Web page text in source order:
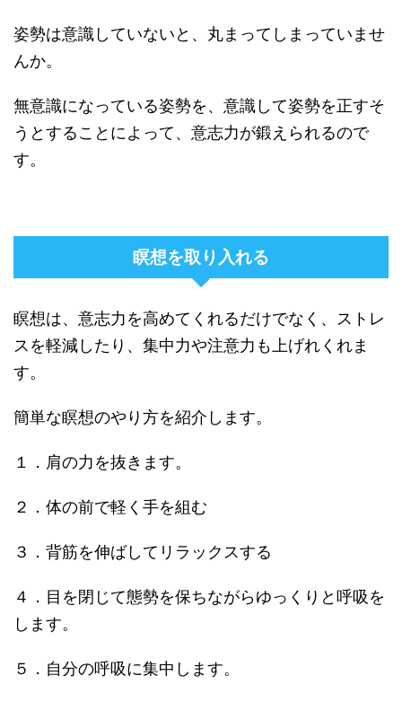
姿勢は意識していないと、丸まってしまっていませ
んか。
無意識になっている姿勢を、意識して姿勢を正すそ
うとすることによって、意志力が鍛えられるので
す。
瞑想を取り入れる
瞑想は、意志力を高めてくれるだけでなく、ストレ
スを軽減したり、集中力や注意力も上げれくれま
す。
簡単な瞑想のやり方を紹介します。
１．肩の力を抜きます。
２．体の前で軽く手を組む
３．背筋を伸ばしてリラックスする
４．目を閉じて態勢を保ちながらゆっくりと呼吸を
します。
５．自分の呼吸に集中します。